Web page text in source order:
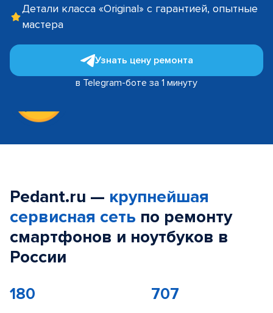
Детали класса «Original» с гарантией, опытные
мастера
Узнать цену ремонта
в Telegram-боте за 1 минуту
Pedant.ru — крупнейшая
сервисная сеть по ремонту
смартфонов и ноутбуков в
России
180 707